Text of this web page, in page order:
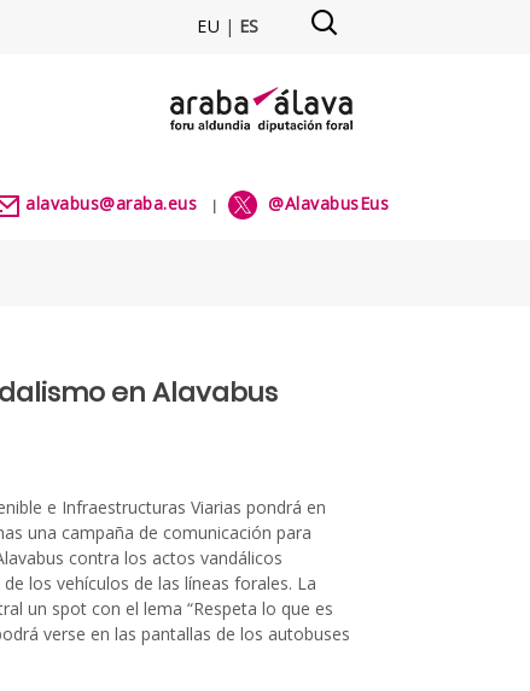
EU | ES
el vandalismo en Alavabus
alavabus@araba.eus | @AlavabusEus
en Alavabus
e Infraestructuras Viarias pondrá en
una campaña de comunicación para
contra los actos vandálicos
los vehículos de las líneas forales. La
un spot con el lema “Respeta lo que es
verse en las pantallas de los autobuses